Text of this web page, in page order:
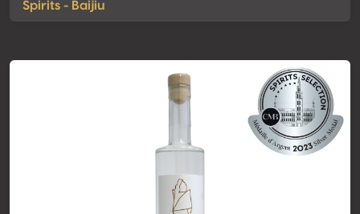
Spirits - Baijiu